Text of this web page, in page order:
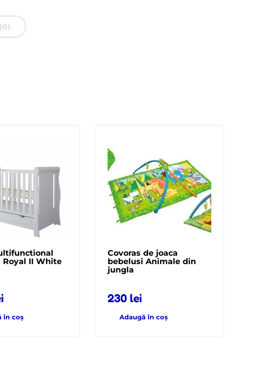
II White
în coș
Covoras de joaca
bebelusi Animale din
jungla
230 lei
Adaugă în coș